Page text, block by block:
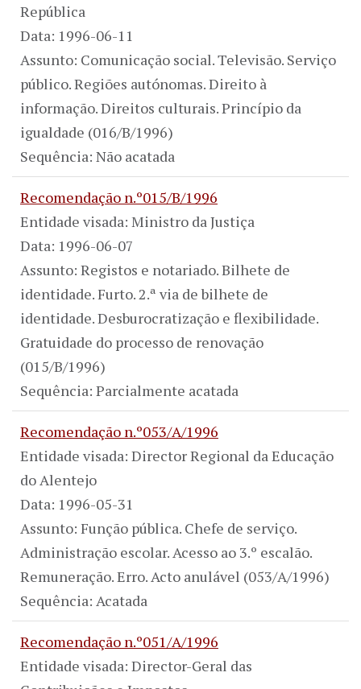
República
Data: 1996-06-11
Assunto: Comunicação social. Televisão. Serviço
público. Regiões autónomas. Direito à
informação. Direitos culturais. Princípio da
igualdade (016/B/1996)
Sequência: Não acatada
Recomendação n.º015/B/1996
Entidade visada: Ministro da Justiça
Data: 1996-06-07
Assunto: Registos e notariado. Bilhete de
identidade. Furto. 2.ª via de bilhete de
identidade. Desburocratização e flexibilidade.
Gratuidade do processo de renovação
(015/B/1996)
Sequência: Parcialmente acatada
Recomendação n.º053/A/1996
Entidade visada: Director Regional da Educação
do Alentejo
Data: 1996-05-31
Assunto: Função pública. Chefe de serviço.
Administração escolar. Acesso ao 3.º escalão.
Remuneração. Erro. Acto anulável (053/A/1996)
Sequência: Acatada
Recomendação n.º051/A/1996
Entidade visada: Director-Geral das